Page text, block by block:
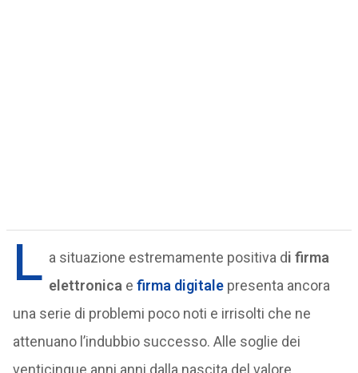
L a situazione estremamente positiva di firma
elettronica e firma digitalepresenta ancora
una serie di problemi poco noti e irrisolti che ne
attenuano l’indubbio successo. Alle soglie dei
venticinque anni anni dalla nascita del valore